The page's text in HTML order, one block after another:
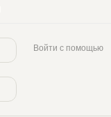
Войти с помощью